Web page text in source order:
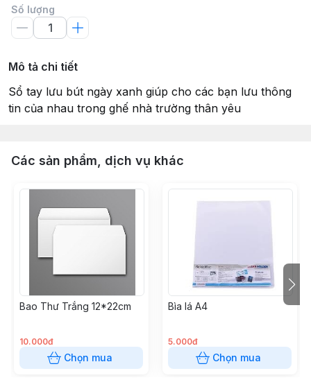
Số lượng
Mô tả chi tiết
Sổ tay lưu bút ngày xanh giúp cho các bạn lưu thông
tin của nhau trong ghế nhà trường thân yêu
Các sản phẩm, dịch vụ khác
Bao Thư Trắng 12*22cm
10.000đ
Chọn mua
Bìa lá A4
5.000đ
Chọn mua